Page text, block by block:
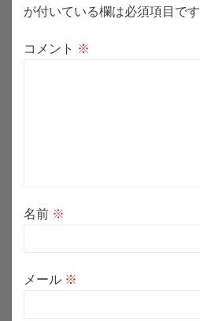
ン
が付いている欄は必須項目です
コメント ※
名前 ※
メール ※